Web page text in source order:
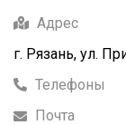
Адрес
г. Рязань, ул.
Телефоны
Почта